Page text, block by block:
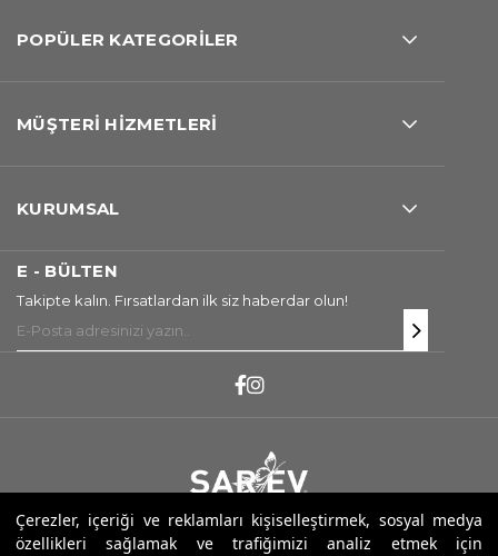
Çerezler, içeriği ve reklamları kişiselleştirmek, sosyal medya
özellikleri sağlamak ve trafiğimizi analiz etmek için
POPÜLER KATEGORİLER
MÜŞTERİ HİZMETLERİ
KURUMSAL
E - BÜLTEN
Takipte kalın. Fırsatlardan ilk siz haberdar olun!
Copyright ® 2026 Sarev. Tüm Hakları Saklıdır.